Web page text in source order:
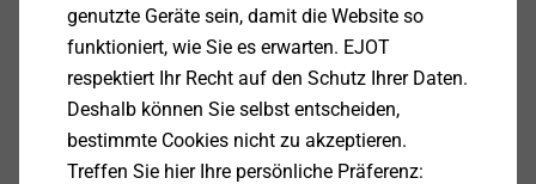
JF3-2H-4,8x19-E14
magaziniert
Bohrschrauben
genutzte Geräte sein, damit die Website so
funktioniert, wie Sie es erwarten. EJOT
respektiert Ihr Recht auf den Schutz Ihrer Daten.
Deshalb können Sie selbst entscheiden,
bestimmte Cookies nicht zu akzeptieren.
Treffen Sie hier Ihre persönliche Präferenz: